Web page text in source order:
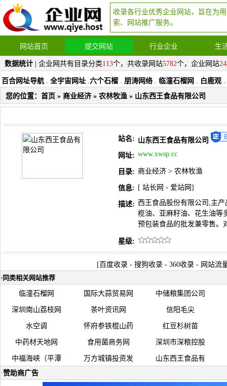
收录各行业优秀企业网站，旨在为
索、网站推广服务。
网站首页 提交网站 行业企业 生
数据统计 | 企业网共有目录分类113个，共收录网站5782个，企业网站
百合网址导航 . 全宇宙网址 .六个石榴 . 朋涛网络 . 临潼石榴网 . 白鹿观 .
您的位置： 首页 » 商业经济» 农林牧渔 » 山东西王食品有限公司
站名: 山东西王食品有限公司
网址: www.xwsp.cc
目录: 商业经济 > 农林牧渔
信息: [ 站长网 - 爱站网 ]
描述: 西王食品股份有限公司,主
榄油、亚麻籽油、花生油等
预包装食品的批发兼零售。
星级:
[ 百度收录 - 搜狗收录 - 360收录 - 网站流
· 同类相关网站推荐
临潼石榴网 国际大蒜贸易网 中储粮集团公司
深圳南山荔枝网 茶叶资讯网 信阳毛尖
水空调 怀府参铁棍山药 红豆杉树苗
中药材天地网 食用菌商务网 深圳市深粮控股
中福海峡（平潭 万方城镇投资发
山东西王食品有
·赞助商广告